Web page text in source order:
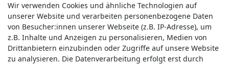
Wir verwenden Cookies und ähnliche Technologien auf
unserer Website und verarbeiten personenbezogene Daten
von Besucher:innen unserer Webseite (z.B. IP-Adresse), um
z.B. Inhalte und Anzeigen zu personalisieren, Medien von
Drittanbietern einzubinden oder Zugriffe auf unsere Website
zu analysieren. Die Datenverarbeitung erfolgt erst durch
Wir verwenden Cookies und ähnliche Technologien auf
unserer Website und verarbeiten personenbezogene Daten
von Besucher:innen unserer Webseite (z.B. IP-Adresse), um
z.B. Inhalte und Anzeigen zu personalisieren, Medien von
Drittanbietern einzubinden oder Zugriffe auf unsere Website
zu analysieren. Die Datenverarbeitung erfolgt erst durch